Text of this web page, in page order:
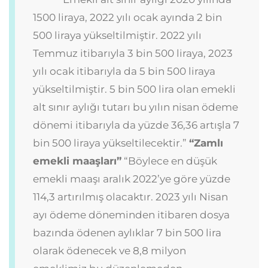
1500 liraya, 2022 yılı ocak ayında 2 bin
500 liraya yükseltilmiştir. 2022 yılı
Temmuz itibarıyla 3 bin 500 liraya, 2023
yılı ocak itibarıyla da 5 bin 500 liraya
yükseltilmiştir. 5 bin 500 lira olan emekli
alt sınır aylığı tutarı bu yılın nisan ödeme
dönemi itibarıyla da yüzde 36,36 artışla 7
bin 500 liraya yükseltilecektir.” “Zamlı
emekli maaşları” “Böylece en düşük
emekli maaşı aralık 2022’ye göre yüzde
114,3 artırılmış olacaktır. 2023 yılı Nisan
ayı ödeme döneminden itibaren dosya
bazında ödenen aylıklar 7 bin 500 lira
olarak ödenecek ve 8,8 milyon